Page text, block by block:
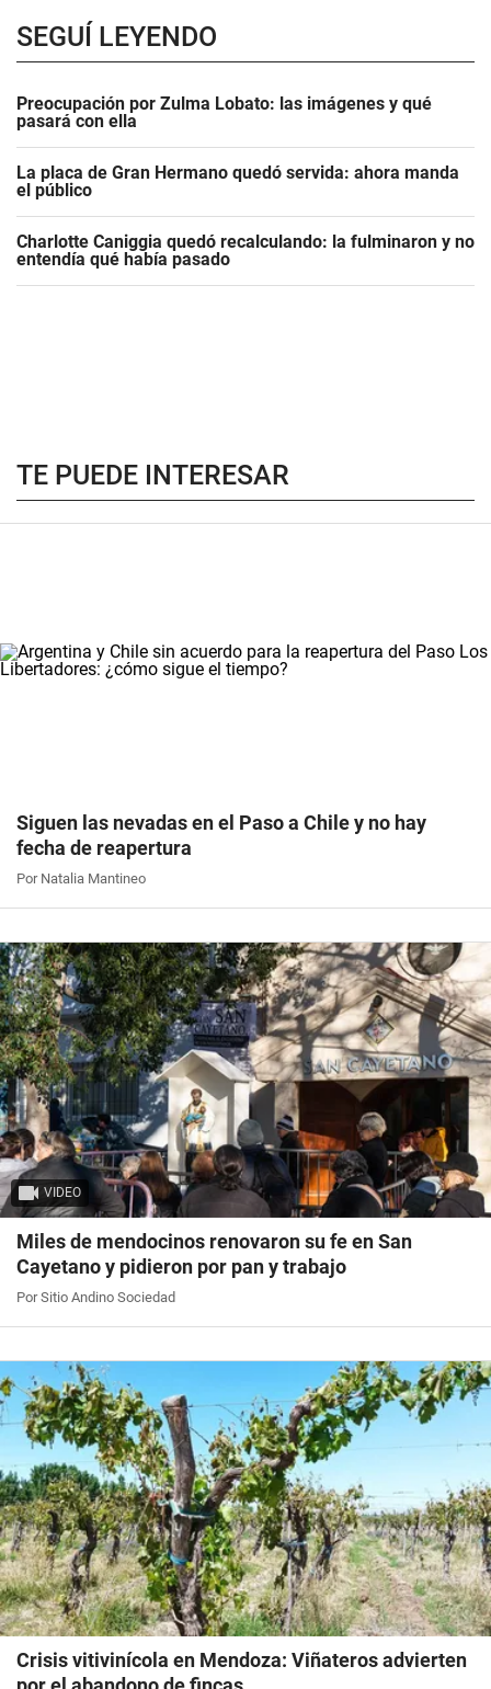
SEGUÍ LEYENDO
Preocupación por Zulma Lobato: las imágenes y qué
pasará con ella
La placa de Gran Hermano quedó servida: ahora manda
el público
Charlotte Caniggia quedó recalculando: la fulminaron y no
entendía qué había pasado
TE PUEDE INTERESAR
Siguen las nevadas en el Paso a Chile y no hay
fecha de reapertura
Por Natalia Mantineo
VIDEO
Miles de mendocinos renovaron su fe en San
Cayetano y pidieron por pan y trabajo
Por Sitio Andino Sociedad
Crisis vitivinícola en Mendoza: Viñateros advierten